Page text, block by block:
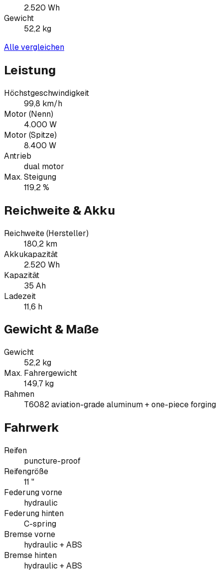
2.520 Wh
Gewicht
52,2 kg
Alle vergleichen
Leistung
Höchstgeschwindigkeit
99,8 km/h
Motor (Nenn)
4.000 W
Motor (Spitze)
8.400 W
Antrieb
dual motor
Max. Steigung
119,2 %
Reichweite & Akku
Reichweite (Hersteller)
180,2 km
Akkukapazität
2.520 Wh
Kapazität
35 Ah
Ladezeit
11,6 h
Gewicht & Maße
Gewicht
52,2 kg
Max. Fahrergewicht
149,7 kg
Rahmen
T6082 aviation-grade aluminum + one-piece forging
Fahrwerk
Reifen
puncture-proof
Reifengröße
11 "
Federung vorne
hydraulic
Federung hinten
C-spring
Bremse vorne
hydraulic + ABS
Bremse hinten
hydraulic + ABS